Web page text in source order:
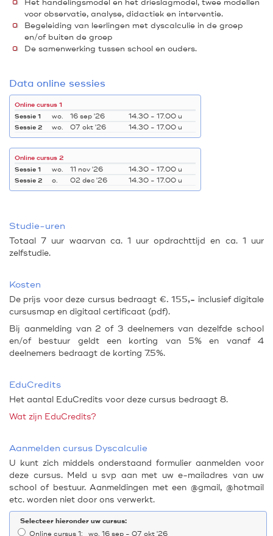
Het handelingsmodel en het drieslagmodel, twee modellen
voor observatie, analyse, didactiek en interventie.
Begeleiding van leerlingen met dyscalculie in de groep
en/of buiten de groep
De samenwerking tussen school en ouders.
Data online sessies
Online cursus 1
Sessie 1
wo. 16 sep '26 14.30 - 17.00 u
Sessie 2 wo. 07 okt '26 14.30 - 17.00 u
Online cursus 2
Sessie 1
wo. 11 nov '26 14.30 - 17.00 u
Sessie 2 o. 02 dec '26 14.30 - 17.00 u
Studie-uren
Totaal 7 uur waarvan ca. 1 uur opdrachttijd en ca. 1 uur
zelfstudie.
Kosten
De prijs voor deze cursus bedraagt €. 155,- inclusief digitale
cursusmap en digitaal certificaat (pdf).
Bij aanmelding van 2 of 3 deelnemers van dezelfde school
en/of bestuur geldt een korting van 5% en vanaf 4
deelnemers bedraagt de korting 7.5%.
EduCredits
Het aantal EduCredits voor deze cursus bedraagt 8.
Wat zijn EduCredits?
Aanmelden cursus Dyscalculie
U kunt zich middels onderstaand formulier aanmelden voor
deze cursus. Meld u svp aan met uw e-mailadres van uw
school of bestuur. Aanmeldingen met een @gmail, @hotmail
etc. worden niet door ons verwerkt.
Selecteer hieronder uw cursus:
Online cursus 1: wo. 16 sep - 07 okt '26